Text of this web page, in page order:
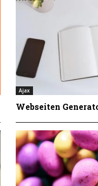
Ajax
Webseiten